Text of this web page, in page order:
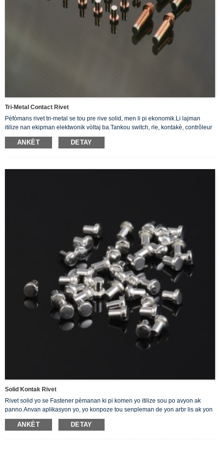
Tri-Metal Contact Rivet
Pèfòmans rivet tri-metal se tou pre rive solid, men li pi ekonomik.Li lajman
itilize nan ekipman elektwonik vòltaj ba.Tankou switch, rle, kontakè, contrôleur
elatriye.
ANKÈT DETAY
Solid Kontak Rivet
Rivet solid yo se Fastener pèmanan ki pi komen yo itilize sou po avyon ak
panno.Anvan aplikasyon yo, yo konpoze tou senpleman de yon arbr lis ak yon
wonn, tèt plat nan yon bout.Nou ofri Solid Silver Rivets nou an ki se bon
kondiktè nan elektrisite.
ANKÈT DETAY